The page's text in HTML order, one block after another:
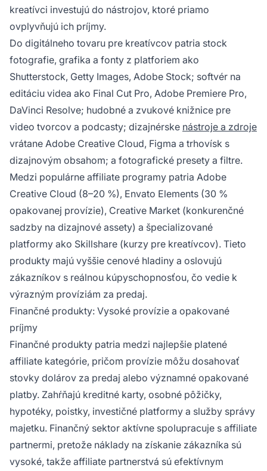
kreatívci investujú do nástrojov, ktoré priamo
ovplyvňujú ich príjmy.
Do digitálneho tovaru pre kreatívcov patria stock
fotografie, grafika a fonty z platforiem ako
Shutterstock, Getty Images, Adobe Stock; softvér na
editáciu videa ako Final Cut Pro, Adobe Premiere Pro,
DaVinci Resolve; hudobné a zvukové knižnice pre
video tvorcov a podcasty; dizajnérske nástroje a zdroje
vrátane Adobe Creative Cloud, Figma a trhovísk s
dizajnovým obsahom; a fotografické presety a filtre.
Medzi populárne affiliate programy patria Adobe
Creative Cloud (8–20 %), Envato Elements (30 %
opakovanej provízie), Creative Market (konkurenčné
sadzby na dizajnové assety) a špecializované
platformy ako Skillshare (kurzy pre kreatívcov). Tieto
produkty majú vyššie cenové hladiny a oslovujú
zákazníkov s reálnou kúpyschopnosťou, čo vedie k
výrazným províziám za predaj.
Finančné produkty: Vysoké provízie a opakované
príjmy
Finančné produkty patria medzi najlepšie platené
affiliate kategórie, pričom provízie môžu dosahovať
stovky dolárov za predaj alebo významné opakované
platby. Zahŕňajú kreditné karty, osobné pôžičky,
hypotéky, poistky, investičné platformy a služby správy
majetku. Finančný sektor aktívne spolupracuje s affiliate
partnermi, pretože náklady na získanie zákazníka sú
vysoké, takže affiliate partnerstvá sú efektívnym